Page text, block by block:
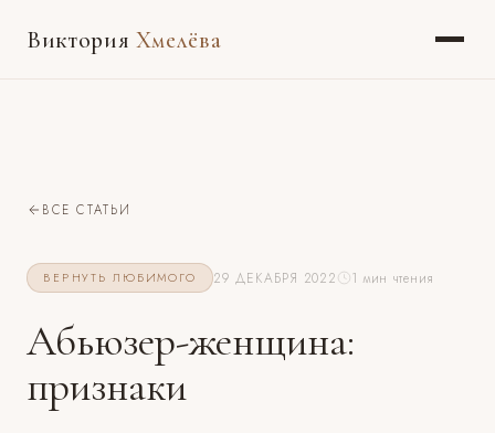
Виктория Хмелёва
ВСЕ СТАТЬИ
ВЕРНУТЬ ЛЮБИМОГО 29 ДЕКАБРЯ 2022 1 мин чтения
Абьюзер-женщина:
признаки